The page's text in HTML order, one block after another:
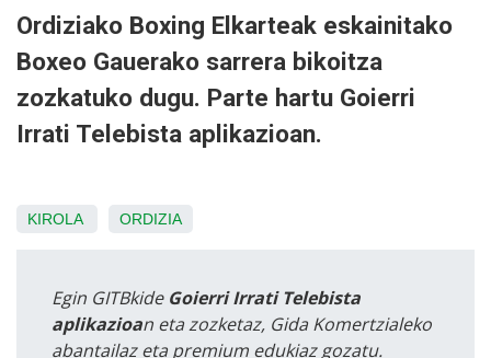
Ordiziako Boxing Elkarteak eskainitako
Boxeo Gauerako sarrera bikoitza
zozkatuko dugu. Parte hartu Goierri
Irrati Telebista aplikazioan.
KIROLA ORDIZIA
Egin GITBkide Goierri Irrati Telebista
aplikazioan eta zozketaz, Gida Komertzialeko
abantailaz eta premium edukiaz gozatu.